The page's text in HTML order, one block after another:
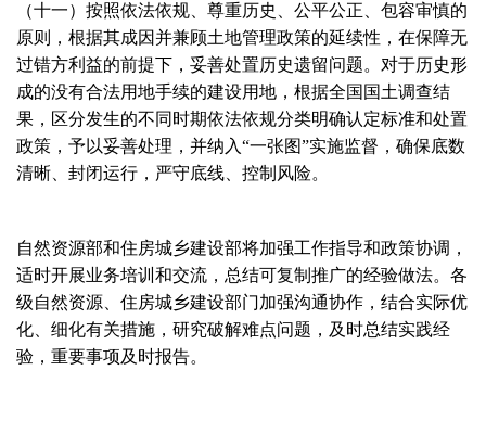
（十一）按照依法依规、尊重历史、公平公正、包容审慎的
原则，根据其成因并兼顾土地管理政策的延续性，在保障无
过错方利益的前提下，妥善处置历史遗留问题。对于历史形
成的没有合法用地手续的建设用地，根据全国国土调查结
果，区分发生的不同时期依法依规分类明确认定标准和处置
政策，予以妥善处理，并纳入“一张图”实施监督，确保底数
清晰、封闭运行，严守底线、控制风险。
自然资源部和住房城乡建设部将加强工作指导和政策协调，
适时开展业务培训和交流，总结可复制推广的经验做法。各
级自然资源、住房城乡建设部门加强沟通协作，结合实际优
化、细化有关措施，研究破解难点问题，及时总结实践经
验，重要事项及时报告。